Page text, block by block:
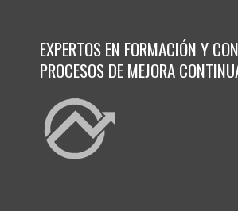
EXPERTOS EN FORMACIÓN Y
PROCESOS DE MEJORA